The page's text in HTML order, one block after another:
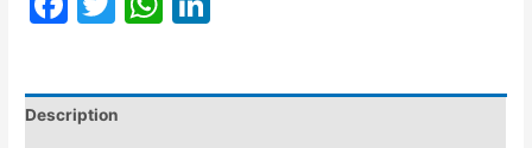
Description